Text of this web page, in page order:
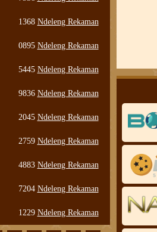
1368 Ndeleng Rekaman
0895 Ndeleng Rekaman
5445 Ndeleng Rekaman
9836 Ndeleng Rekaman
2045 Ndeleng Rekaman
2759 Ndeleng Rekaman
4883 Ndeleng Rekaman
7204 Ndeleng Rekaman
1229 Ndeleng Rekaman